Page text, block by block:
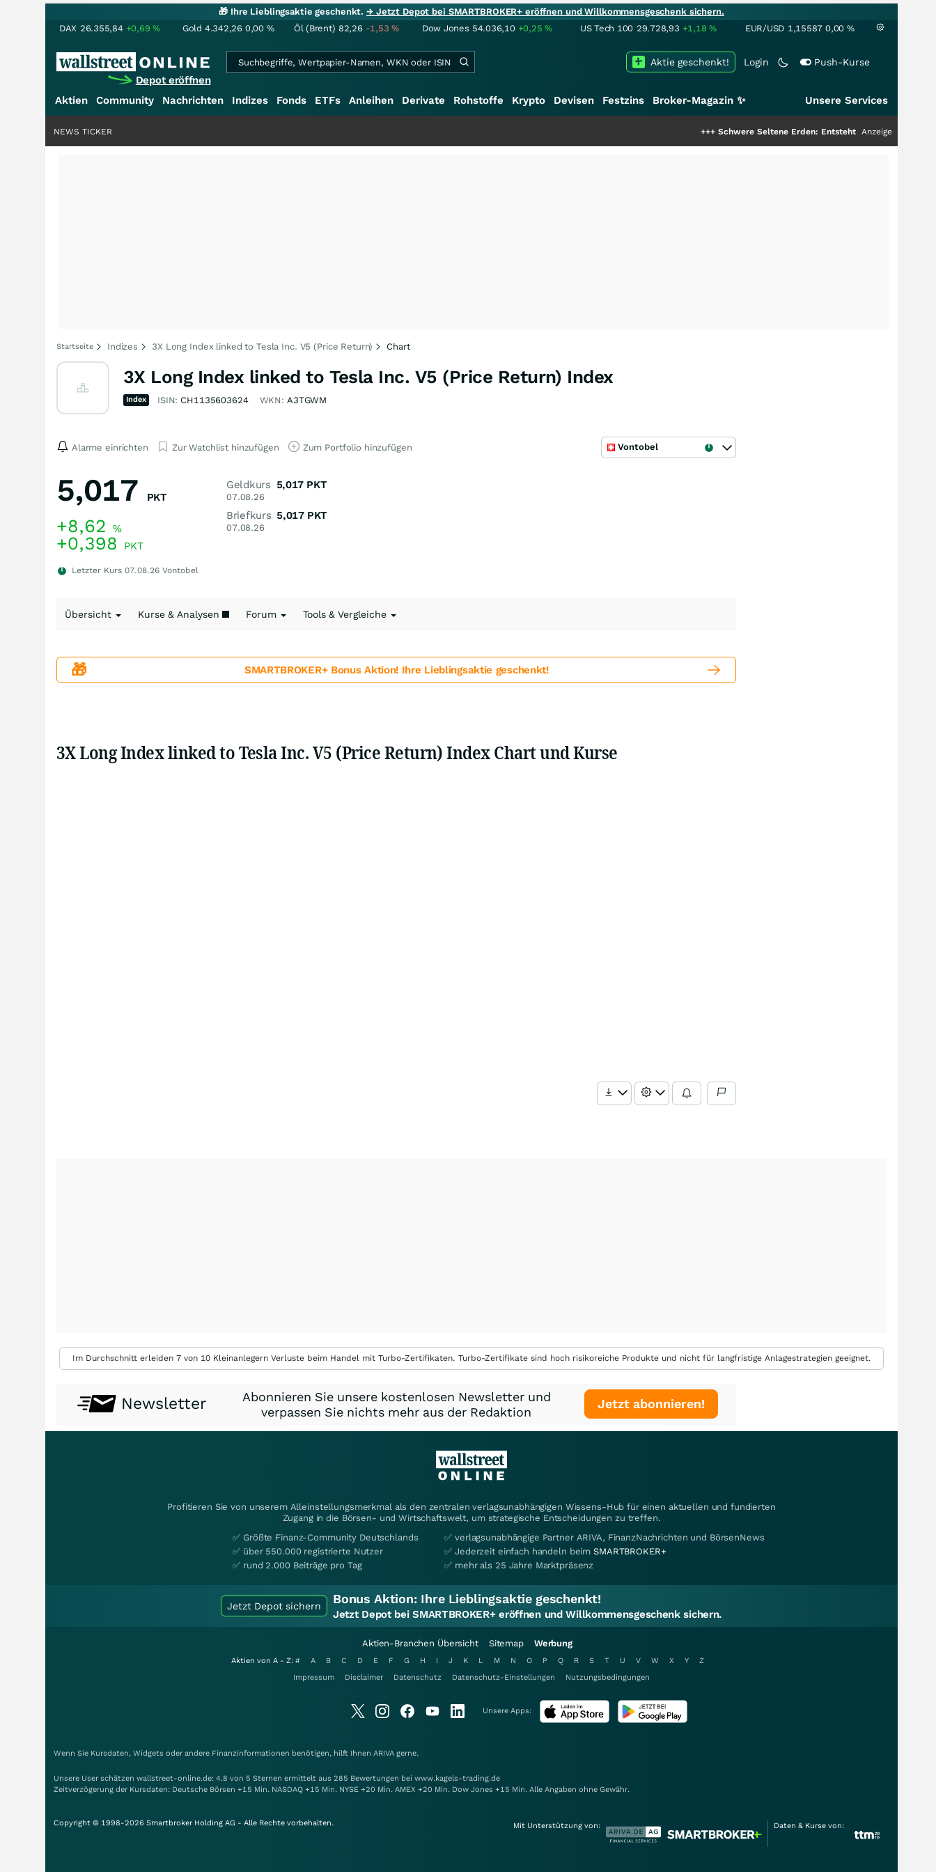
🎁 Ihre Lieblingsaktie geschenkt.→ Jetzt Depot bei SMARTBROKER+ eröffnen und Willkommensgeschenk sichern.
DAX 26.355,84 +0,69% Gold 4.342,26 0,00 % Öl (Brent) 82,26 -1,53% Dow Jones 54.036,10 +0,25% US Tech 100 29.728,93 +1,18% EUR/USD 1,15587 0,00 %
Depot eröffnen
Login Push-Kurse
Aktie geschenkt!
Aktien Community Nachrichten Indizes Fonds ETFs Anleihen Derivate Rohstoffe Krypto Devisen Festzins Broker-Magazin ✨ Unsere Services
Schwere Seltene Erden: Entsteht hier die nächste
Anzeige
NEWS TICKER
Startseite Indizes 3X Long Index linked to Tesla Inc. V5 (Price Return) Chart
3X Long Index linked to Tesla Inc. V5 (Price Return) Index
Index ISIN: CH1135603624 WKN: A3TGWM
Alarme einrichten Zur Watchlist hinzufügen Zum Portfolio hinzufügen Vontobel
5,017 PKT
+8,62 %
+0,398 PKT
Letzter Kurs 07.08.26 Vontobel
Geldkurs
07.08.26
5,017 PKT
Briefkurs
07.08.26
5,017 PKT
Übersicht Kurse & Analysen Forum Tools & Vergleiche
🎁 SMARTBROKER+ Bonus Aktion! Ihre Lieblingsaktie geschenkt!
3X Long Index linked to Tesla Inc. V5 (Price Return) Index Chart und Kurse
Im Durchschnitt erleiden 7 von 10 Kleinanlegern Verluste beim Handel mit Turbo-Zertifikaten. Turbo-Zertifikate sind hoch risikoreiche Produkte und nicht für langfristige Anlagestrategien geeignet.
Newsletter
Abonnieren Sie unsere kostenlosen Newsletter und
verpassen Sie nichts mehr aus der Redaktion
Jetzt abonnieren!
Profitieren Sie von unserem Alleinstellungsmerkmal als den zentralen verlagsunabhängigen Wissens-Hub für einen aktuellen und fundierten
Zugang in die Börsen- und Wirtschaftswelt, um strategische Entscheidungen zu treffen.
✅ Größte Finanz-Community Deutschlands
✅ über 550.000 registrierte Nutzer
✅ rund 2.000 Beiträge pro Tag
✅ verlagsunabhängige Partner ARIVA, FinanzNachrichten und BörsenNews
✅ Jederzeit einfach handeln beimSMARTBROKER+
✅ mehr als 25 Jahre Marktpräsenz
Jetzt Depot sichern Bonus Aktion: Ihre Lieblingsaktie geschenkt!
Jetzt Depot bei SMARTBROKER+ eröffnen und Willkommensgeschenk sichern.
Aktien-Branchen Übersicht Sitemap Werbung
Aktien von A - Z: # A B C D E F G H I J K L M N O P Q R S T U V W X Y
Z
Impressum
Disclaimer Datenschutz Datenschutz-Einstellungen Nutzungsbedingungen
Unsere Apps:
Wenn Sie Kursdaten, Widgets oder andere Finanzinformationen benötigen, hilft Ihnen ARIVA gerne.
Unsere User schätzen wallstreet-online.de: 4.8 von 5 Sternen ermittelt aus 285 Bewertungen bei www.kagels-trading.de
Zeitverzögerung der Kursdaten: Deutsche Börsen +15 Min. NASDAQ +15 Min. NYSE +20 Min. AMEX +20 Min. Dow Jones +15 Min. Alle Angaben ohne Gewähr.
Copyright © 1998-2026 Smartbroker Holding AG - Alle Rechte vorbehalten. Mit Unterstützung von: Daten & Kurse von: